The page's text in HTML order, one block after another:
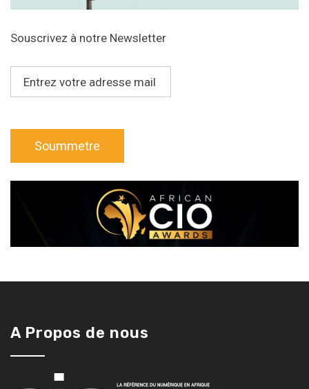
Souscrivez à notre Newsletter
A Propos de nous